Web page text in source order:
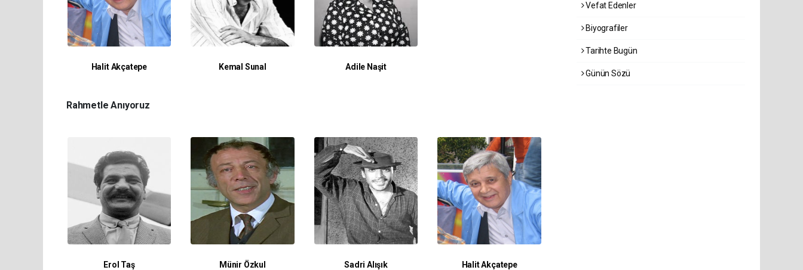
Halit Akçatepe Kemal Sunal Adile Naşit
Rahmetle Anıyoruz
Erol Taş Münir Özkul Sadri Alışık Halit Akçatepe
Vefat Edenler
Biyografiler
Tarihte Bugün
Günün Sözü